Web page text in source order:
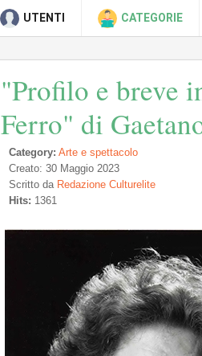
UTENTI CATEGORIE
"Profilo e breve
Ferro" di
Category: Arte e spettacolo
Creato: 30 Maggio 2023
Scritto da Redazione Culturelite
Hits: 1361